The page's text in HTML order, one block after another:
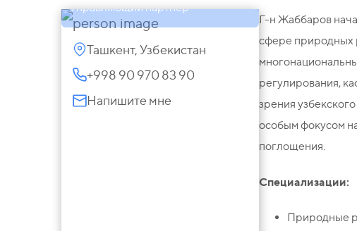
Управляющий партнер
Ташкент, Узбекистан
+998 90 970 83 90
Напишите мне
Г-н Жаббаров
сфере природных
регулирования,
зрения
особым фокусом
поглощения.
Специализации:
Природные